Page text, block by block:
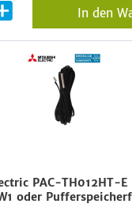
In den
PAC-TH012HT-
oder